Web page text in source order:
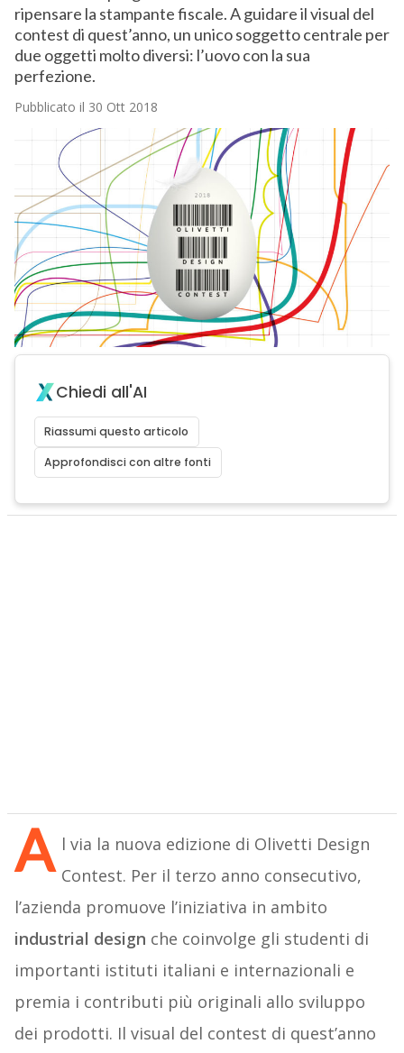
ripensare la stampante fiscale. A guidare il visual del
contest di quest’anno, un unico soggetto centrale per
due oggetti molto diversi: l’uovo con la sua
perfezione.
Pubblicato il 30 Ott 2018
Chiedi all'AI
Riassumi questo articolo
Approfondisci con altre fonti
A l via la nuova edizione di Olivetti Design
Contest. Per il terzo anno consecutivo,
l’azienda promuove l’iniziativa in ambito
industrial design che coinvolge gli studenti di
importanti istituti italiani e internazionali e
premia i contributi più originali allo sviluppo
dei prodotti. Il visual del contest di quest’anno